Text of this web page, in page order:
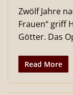
Zwölf Jahre
Frauen“ griff
Götter. Das
Read More